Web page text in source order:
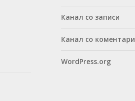
Канал со записи
Канал со коментари
WordPress.org